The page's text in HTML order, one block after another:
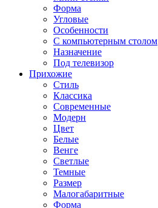
Форма
Угловые
Особенности
С компьютерным столом
Назначение
Под телевизор
Прихожие
Стиль
Классика
Современные
Модерн
Цвет
Белые
Венге
Светлые
Темные
Размер
Малогабаритные
Форма